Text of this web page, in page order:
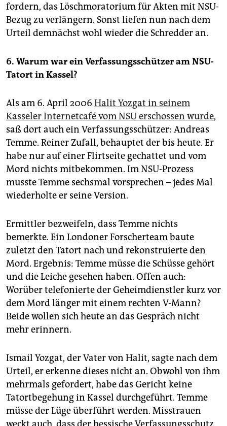
fordern, das Löschmoratorium für Akten mit NSU-
Bezug zu verlängern. Sonst liefen nun nach dem
Urteil demnächst wohl wieder die Schredder an.
6. Warum war ein Verfassungsschützer am NSU-
Tatort in Kassel?
Als am 6. April 2006 Halit Yozgat in seinem
Kasseler Internetcafé vom NSU erschossen wurde,
saß dort auch ein Verfassungsschützer: Andreas
Temme. Reiner Zufall, behauptet der bis heute. Er
habe nur auf einer Flirtseite gechattet und vom
Mord nichts mitbekommen. Im NSU-Prozess
musste Temme sechsmal vorsprechen – jedes Mal
wiederholte er seine Version.
Ermittler bezweifeln, dass Temme nichts
bemerkte. Ein Londoner Forscherteam baute
zuletzt den Tatort nach und rekonstruierte den
Mord. Ergebnis: Temme müsse die Schüsse gehört
und die Leiche gesehen haben. Offen auch:
Worüber telefonierte der Geheimdienstler kurz vor
dem Mord länger mit einem rechten V-Mann?
Beide wollen sich heute an das Gespräch nicht
mehr erinnern.
Ismail Yozgat, der Vater von Halit, sagte nach dem
Urteil, er erkenne dieses nicht an. Obwohl von ihm
mehrmals gefordert, habe das Gericht keine
Tatortbegehung in Kassel durchgeführt. Temme
müsse der Lüge überführt werden. Misstrauen